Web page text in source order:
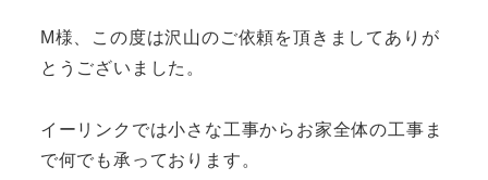
M様、この度は沢山のご依頼を頂きましてありが
とうございました。
イーリンクでは小さな工事からお家全体の工事ま
で何でも承っております。